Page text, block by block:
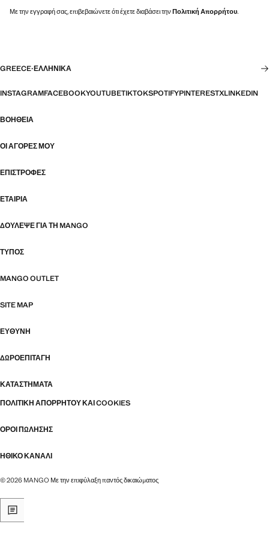
Με την εγγραφή σας, επιβεβαιώνετε ότι έχετε διαβάσει την Πολιτική Απορρήτου.
GREECE·ΕΛΛΗΝΙΚΆ
INSTAGRAMFACEBOOKYOUTUBETIKTOKSPOTIFYPINTERESTXLINKEDIN
ΒΟΉΘΕΙΑ
ΟΙ ΑΓΟΡΈΣ ΜΟΥ
ΕΠΙΣΤΡΟΦΈΣ
ΕΤΑΙΡΊΑ
ΔΟΎΛΕΨΕ ΓΙΑ ΤΗ MANGO
ΤΎΠΟΣ
MANGO OUTLET
SITE MAP
ΕΥΘΥΝΗ
ΔΩΡΟΕΠΙΤΑΓΉ
ΚΑΤΑΣΤΉΜΑΤΑ
ΠΟΛΙΤΙΚΉ ΑΠΟΡΡΉΤΟΥ ΚΑΙ COOKIES
ΌΡΟΙ ΠΏΛΗΣΗΣ
ΗΘΙΚΌ ΚΑΝΆΛΙ
© 2026 MANGO Με την επιφύλαξη παντός δικαιώματος